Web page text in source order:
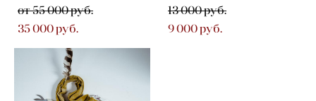
от 55 000 pуб.
35 000 pуб.
13 000 pуб.
9 000 pуб.